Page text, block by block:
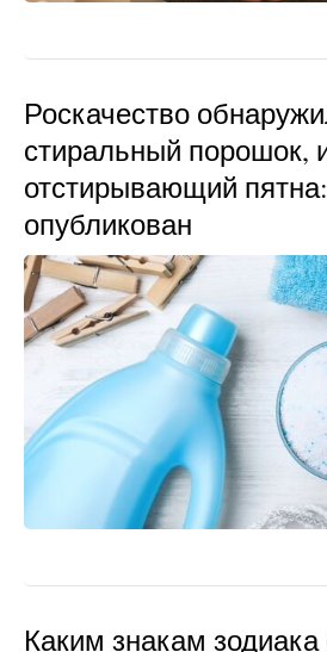
Роскачество
стиральный порошок,
отстирывающий
опубликован
Каким знакам